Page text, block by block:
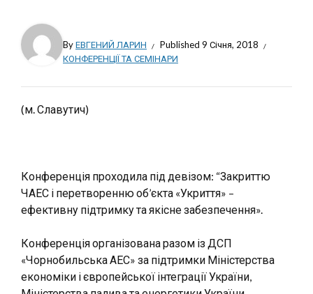
ByЕВГЕНИЙ ЛАРИН Published 9 Січня, 2018
КОНФЕРЕНЦІЇ ТА СЕМІНАРИ
(м. Славутич)
Конференція проходила під девізом: “Закриттю
ЧАЕС і перетворенню об’єкта «Укриття» –
ефективну підтримку та якісне забезпечення».
Конференція організована разом із ДСП
«Чорнобильська АЕС» за підтримки Міністерства
економіки і європейської інтеграції України,